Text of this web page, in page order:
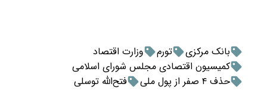
بانک مرکزی تورم
وزارت اقتصاد
کمیسیون اقتصادی مجلس شورای اسلامی
حذف ۴ صفر از پول ملی
فتح‌الله توسلی